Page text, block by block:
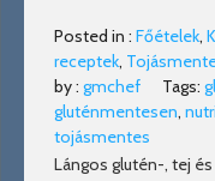
Posted in : Főételek,
receptek,
by : gmchef Tags:
gluténmentesen,
tojásmentes
Lángos glutén-, tej